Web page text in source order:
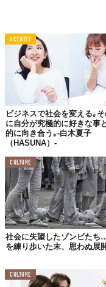
資本主義経済は、自ら
って成り立っています
とは、最低でも18年間
不可能な契約」を結ぶ
い経済状況下で、将来
児は、合理的な経済主
資」と見なされてしまう
競争としてのペアレン
ツ」と化しています。他
うことに繋がる競争社会
されます。特に女性にと
キャリアや個人的な夢を
人が親になることを躊躇
資本主義では、個人の価
ACTIVITY
ビジネスで社会を変える｡
に自分が究極的に好きな事
的に向き合う｡-白木夏子
（HASUNA）-
CULTURE
社会に失望したゾンビたち
を練り歩いた末、思わぬ展
CULTURE